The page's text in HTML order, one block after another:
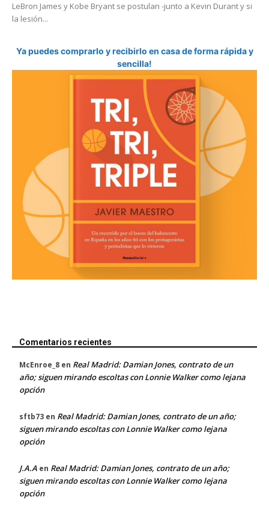
LeBron James y Kobe Bryant se postulan -junto a Kevin Durant y si
la lesión...
Ya puedes comprarlo y recibirlo en casa de forma rápida y
sencilla!
Comentarios recientes
McEnroe_8 en Real Madrid: Damian Jones, contrato de un
año; siguen mirando escoltas con Lonnie Walker como lejana
opción
sftb73 en Real Madrid: Damian Jones, contrato de un año;
siguen mirando escoltas con Lonnie Walker como lejana
opción
J.A.A en Real Madrid: Damian Jones, contrato de un año;
siguen mirando escoltas con Lonnie Walker como lejana
opción